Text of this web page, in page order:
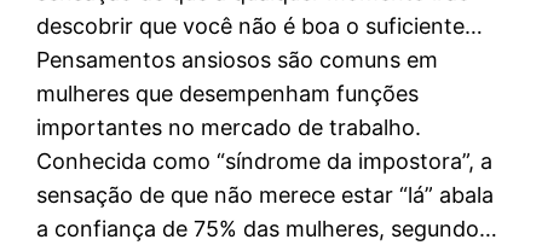
descobrir que você não é boa o suficiente…
Pensamentos ansiosos são comuns em
mulheres que desempenham funções
importantes no mercado de trabalho.
Conhecida como “síndrome da impostora”, a
sensação de que não merece estar “lá” abala
a confiança de 75% das mulheres, segundo…